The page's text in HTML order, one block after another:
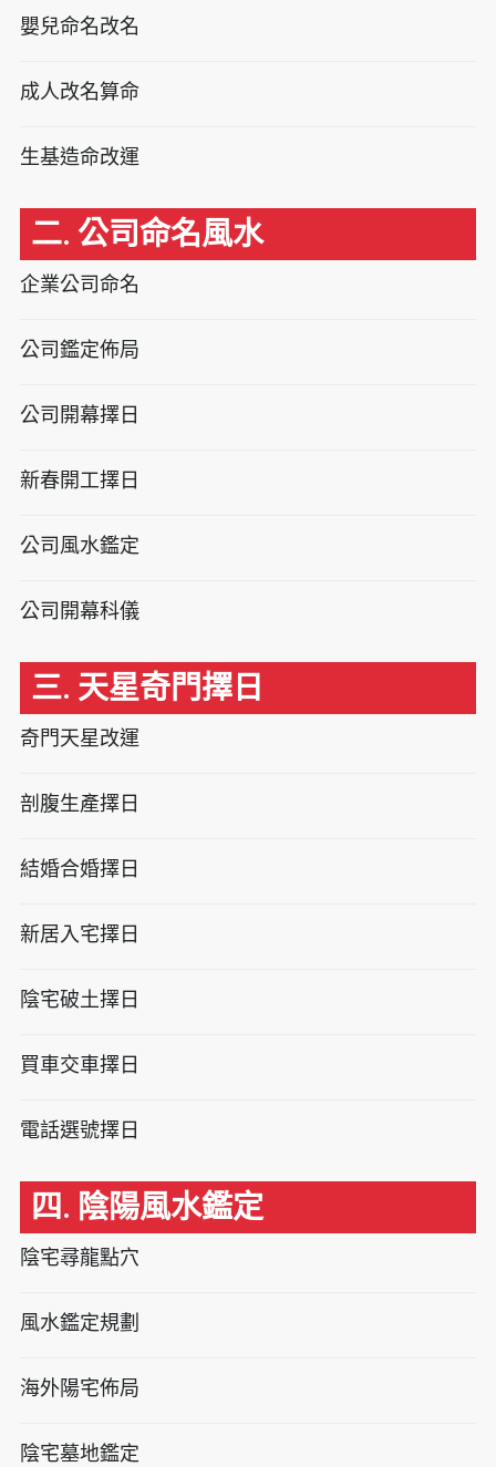
嬰兒命名改名
成人改名算命
生基造命改運
二. 公司命名風水
企業公司命名
公司鑑定佈局
公司開幕擇日
新春開工擇日
公司風水鑑定
公司開幕科儀
三. 天星奇門擇日
奇門天星改運
剖腹生產擇日
結婚合婚擇日
新居入宅擇日
陰宅破土擇日
買車交車擇日
電話選號擇日
四. 陰陽風水鑑定
陰宅尋龍點穴
風水鑑定規劃
海外陽宅佈局
陰宅墓地鑑定